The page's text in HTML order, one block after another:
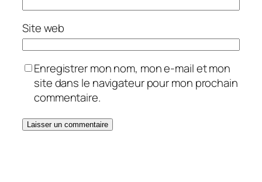
Site web
Enregistrer mon nom, mon e-mail et mon
site dans le navigateur pour mon prochain
commentaire.